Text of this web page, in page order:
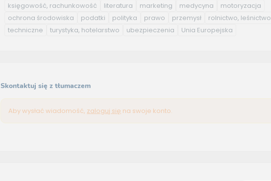
księgowość, rachunkowość
literatura marketing medycyna
motoryzacja
ochrona środowiska
podatki polityka prawo przemysł
rolnictwo, leśnictwo
techniczne
turystyka, hotelarstwo ubezpieczenia Unia Europejska
Skontaktuj się z tłumaczem
Aby wysłać wiadomość, zaloguj się na swoje konto.